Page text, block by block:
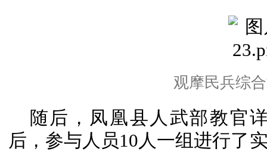
观摩民兵综
随后，凤凰县人武部教官
后，参与人员10人一组进行了